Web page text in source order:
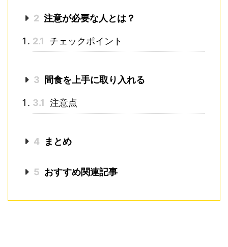
2 注意が必要な人とは？
2.1 チェックポイント
3 間食を上手に取り入れる
3.1 注意点
4 まとめ
5 おすすめ関連記事